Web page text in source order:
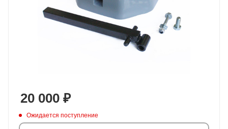
20 000 ₽
Ожидается поступление